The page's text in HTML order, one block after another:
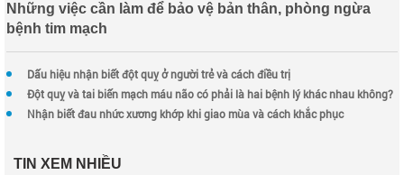
Những việc cần làm để bảo vệ bản thân, phòng ngừa
bệnh tim mạch
Dấu hiệu nhận biết đột quỵ ở người trẻ và cách điều trị
Đột quỵ và tai biến mạch máu não có phải là hai bệnh lý khác nhau không?
Nhận biết đau nhức xương khớp khi giao mùa và cách khắc phục
TIN XEM NHIỀU